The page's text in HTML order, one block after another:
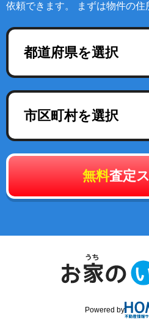
依頼できます。 まずは物件の住
都道府県を選択
市区町村を選択
無料査定
Powered by